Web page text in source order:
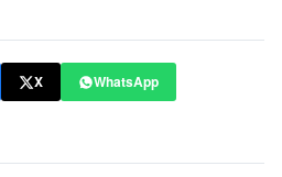
X
WhatsApp